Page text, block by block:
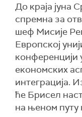
До краја јуна
спремна за
шеф Мисије
Европској
конференцији
економских
интеграција.
ће Брисел
на њеном путу